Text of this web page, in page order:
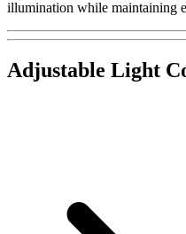
illumination while maintaining
Adjustable Light